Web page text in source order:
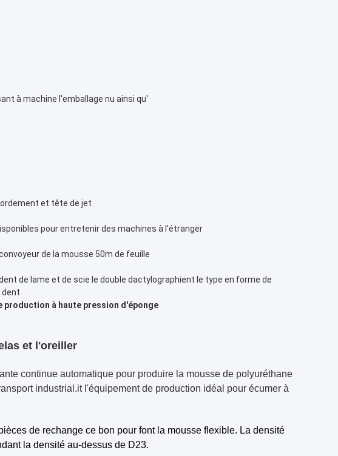
à machine l'emballage nu ainsi qu'
et tête de jet
pour entretenir des machines à l'étranger
de la mousse 50m de feuille
de lame et de scie le double dactylographient le type en forme de
dent
production à haute pression d'éponge
et l'oreiller
continue automatique pour produire la mousse de polyuréthane
industrial.it l'équipement de production idéal pour écumer à
de rechange ce bon pour font la mousse flexible. La densité
la densité au-dessus de D23.